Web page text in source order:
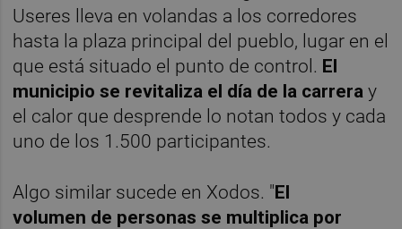
Useres lleva en volandas a los corredores
hasta la plaza principal del pueblo, lugar en el
que está situado el punto de control. El
municipio se revitaliza el día de la carrera y
el calor que desprende lo notan todos y cada
uno de los 1.500 participantes.
Algo similar sucede en Xodos. "El
volumen de personas se multiplica por